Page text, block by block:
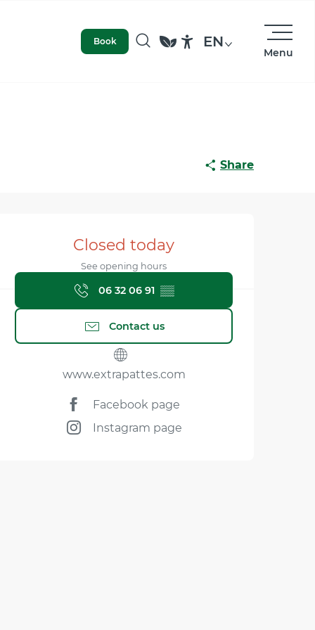
Menu
Book
Accessibilité
EN
Share
hours &
Closed today
See opening hours
06 32 06 91 ▒▒
Contact us
www.extrapattes.com
Facebook page
Instagram page